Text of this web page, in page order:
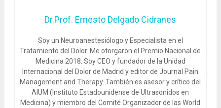
Dr.Prof. Ernesto Delgado Cidranes
Soy un Neuroanestesiólogo y Especialista en el
Tratamiento del Dolor. Me otorgaron el Premio Nacional de
Medicina 2018. Soy CEO y fundador de la Unidad
Internacional del Dolor de Madrid y editor de Journal Pain
Management and Therapy. También es asesor y crítico del
AIUM (Instituto Estadounidense de Ultrasonidos en
Medicina) y miembro del Comité Organizador de las World